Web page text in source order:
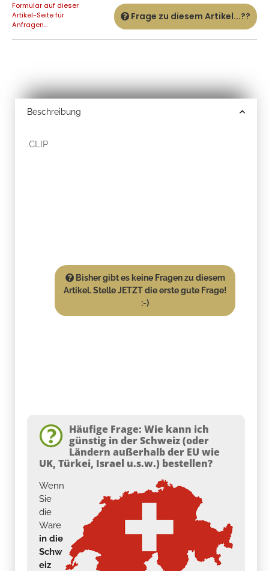
Formular auf dieser
Artikel-Seite für
Anfragen...
Frage zu diesem Artikel...??
Beschreibung
.CLIP
Bisher gibt es keine Fragen zu diesem
Artikel. Stelle JETZT die erste gute Frage!
:-)
Häufige Frage: Wie kann ich
günstig in der Schweiz (oder
Ländern außerhalb der EU wie
UK, Türkei, Israel u.s.w.) bestellen?
Wenn
Sie
die
Ware
in die
Schw
eiz